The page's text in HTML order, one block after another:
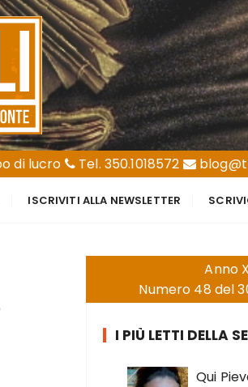
di lucro
Tel. 350.1018572
ISCRIVITI ALLA NEWSLETTER
Anno
Numero 48 del
I PIÙ LETTI DELLA
Qui